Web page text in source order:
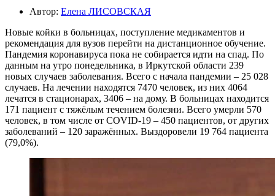
Автор: Елена ЛИСОВСКАЯ
Новые койки в больницах, поступление медикаментов и
рекомендация для вузов перейти на дистанционное обучение.
Пандемия коронавируса пока не собирается идти на спад. По
данным на утро понедельника, в Иркутской области 239
новых случаев заболевания. Всего с начала пандемии – 25 028
случаев. На лечении находятся 7470 человек, из них 4064
лечатся в стационарах, 3406 – на дому. В больницах находится
171 пациент с тяжёлым течением болезни. Всего умерли 570
человек, в том числе от COVID-19 – 450 пациентов, от других
заболеваний – 120 заражённых. Выздоровели 19 764 пациента
(79,0%).